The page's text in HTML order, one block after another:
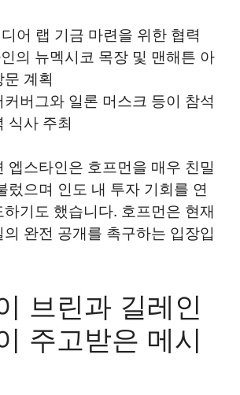
어 랩 기금 마련을 위한 협력
의 뉴멕시코 목장 및 맨해튼 아
계획
커버그와 일론 머스크 등이 참석
식사 주최
엡스타인은 호프먼을 매우 친밀
렀으며 인도 내 투자 기회를 연
하기도 했습니다. 호프먼은 현재
완전 공개를 촉구하는 입장입
브린과 길레인
주고받은 메시